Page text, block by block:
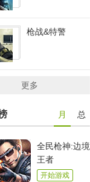
枪战&特警
更多
月 总
全民枪神:边境
王者
开始游戏